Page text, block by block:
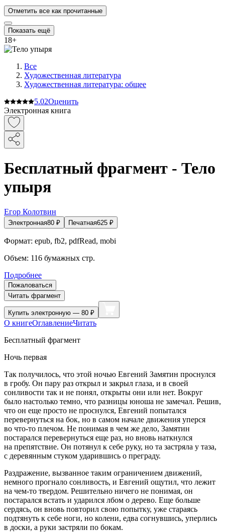
Отметить все как прочитанные
Показать ещё
18+
Все
Художественная литература
Художественная литература: общее
5.02Оценить
Электронная книга
Бесплатный фрагмент - Тело
упыря
Егор Колотвин
Электронная80 ₽ Печатная625 ₽
Формат: epub, fb2, pdfRead, mobi
Объем: 116 бумажных стр.
Подробнее
Пожаловаться
Читать фрагмент
Купить электронную — 80 ₽
О книгеОглавлениеЧитать
Бесплатный фрагмент
Ночь первая
Так получилось, что этой ночью Евгений Замятин проснулся
в гробу. Он пару раз открыл и закрыл глаза, и в своей
сонливости так и не понял, открыты они или нет. Вокруг
было настолько темно, что разницы юноша не замечал. Решив,
что он еще просто не проснулся, Евгений попытался
перевернуться на бок, но в самом начале движения уперся
во что-то плечом. Не понимая в чем же дело, Замятин
постарался перевернуться еще раз, но вновь наткнулся
на препятствие. Он потянул к себе руку, но та застряла у таза,
с деревянным стуком ударившись о преграду.
Раздражение, вызванное таким ограничением движений,
немного прогнало сонливость, и Евгений ощутил, что лежит
на чем-то твердом. Решительно ничего не понимая, он
постарался встать и ударился лбом о дерево. Еще больше
сердясь, он вновь повторил свою попытку, уже стараясь
подтянуть к себе ноги, но колени, едва согнувшись, уперлись
в доски, а руки застряли по бокам.